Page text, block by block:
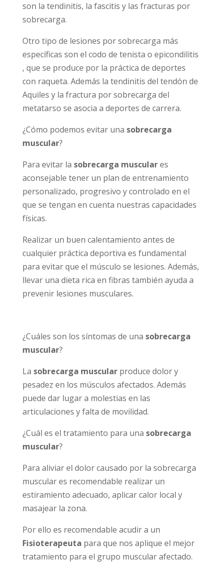
son la tendinitis, la fascitis y las fracturas por
sobrecarga.
Otro tipo de lesiones por sobrecarga más
específicas son el codo de tenista o epicondilitis
, que se produce por la práctica de deportes
con raqueta. Además la tendinitis del tendón de
Aquiles y la fractura por sobrecarga del
metatarso se asocia a deportes de carrera.
¿Cómo podemos evitar una sobrecarga
muscular?
Para evitar la sobrecarga musculares
aconsejable tener un plan de entrenamiento
personalizado, progresivo y controlado en el
que se tengan en cuenta nuestras capacidades
físicas.
Realizar un buen calentamiento antes de
cualquier práctica deportiva es fundamental
para evitar que el músculo se lesiones. Además,
llevar una dieta rica en fibras también ayuda a
prevenir lesiones musculares.
¿Cuáles son los síntomas de una sobrecarga
muscular?
La sobrecarga muscularproduce dolor y
pesadez en los músculos afectados. Además
puede dar lugar a molestias en las
articulaciones y falta de movilidad.
¿Cuál es el tratamiento para una sobrecarga
muscular?
Para aliviar el dolor causado por la sobrecarga
muscular es recomendable realizar un
estiramiento adecuado, aplicar calor local y
masajear la zona.
Por ello es recomendable acudir a un
Fisioterapeuta para que nos aplique el mejor
tratamiento para el grupo muscular afectado.